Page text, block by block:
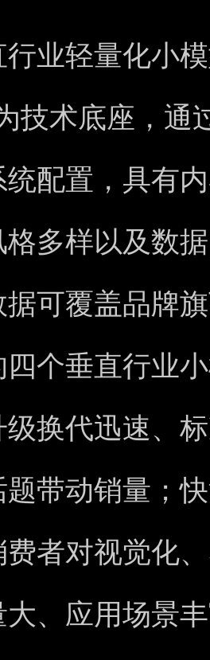
业轻量化小
技术底座，通
配置，具有
格多样以及数
可覆盖品牌
四个垂直行业
换代迅速、
题带动销量；
费者对视觉化
大、应用场景